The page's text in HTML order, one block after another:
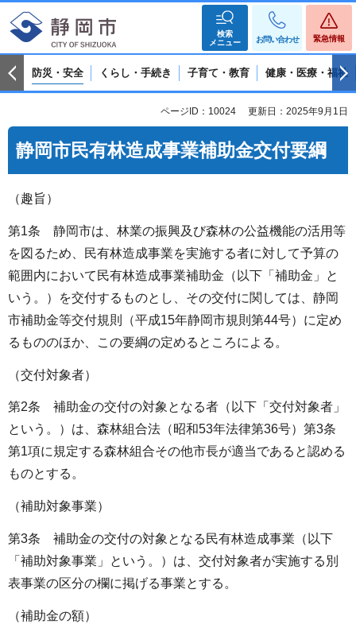
検索
メニュー
お問い合わせ 緊急情報
防災・安全 くらし・手続き 子育て・教育 健康・医療・福祉
ページID：10024 更新日：2025年9月1日
静岡市民有林造成事業補助金交付要綱
（趣旨）
第1条 静岡市は、林業の振興及び森林の公益機能の活用等
を図るため、民有林造成事業を実施する者に対して予算の
範囲内において民有林造成事業補助金（以下「補助金」と
いう。）を交付するものとし、その交付に関しては、静岡
市補助金等交付規則（平成15年静岡市規則第44号）に定め
るもののほか、この要綱の定めるところによる。
（交付対象者）
第2条 補助金の交付の対象となる者（以下「交付対象者」
という。）は、森林組合法（昭和53年法律第36号）第3条
第1項に規定する森林組合その他市長が適当であると認める
ものとする。
（補助対象事業）
第3条 補助金の交付の対象となる民有林造成事業（以下
「補助対象事業」という。）は、交付対象者が実施する別
表事業の区分の欄に掲げる事業とする。
（補助金の額）